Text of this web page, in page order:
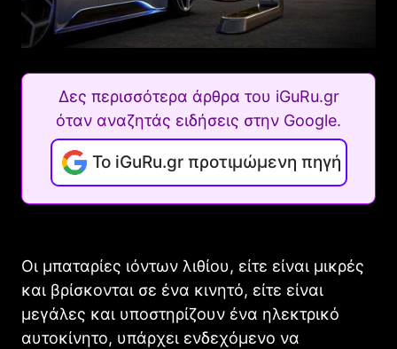
Δες περισσότερα άρθρα του iGuRu.gr
όταν αναζητάς ειδήσεις στην Google.
Το iGuRu.gr προτιμώμενη πηγή
Οι μπαταρίες ιόντων λιθίου, είτε είναι μικρές
και βρίσκονται σε ένα κινητό, είτε είναι
μεγάλες και υποστηρίζουν ένα ηλεκτρικό
αυτοκίνητο, υπάρχει ενδεχόμενο να